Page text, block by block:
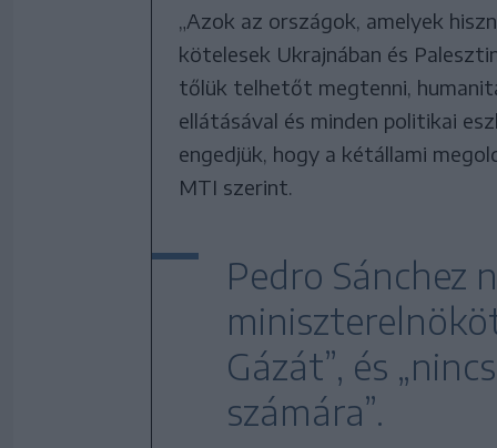
„Azok az országok, amelyek
kötelesek Ukrajnában és
tőlük telhetőt megtenni,
ellátásával és minden politikai
engedjük, hogy a kétállami
MTI szerint.
Pedro Sánchez
Gázát”, és
számára”.